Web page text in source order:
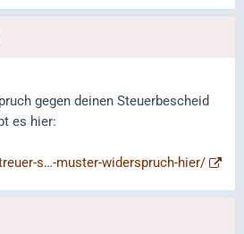
gegen deinen Steuerbescheid
es hier:
s…-muster-widerspruch-hier/